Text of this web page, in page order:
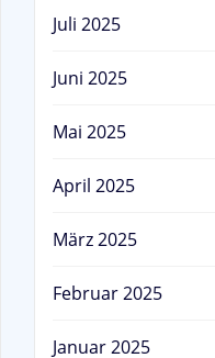
Juli 2025
Juni 2025
Mai 2025
April 2025
März 2025
Februar 2025
Januar 2025